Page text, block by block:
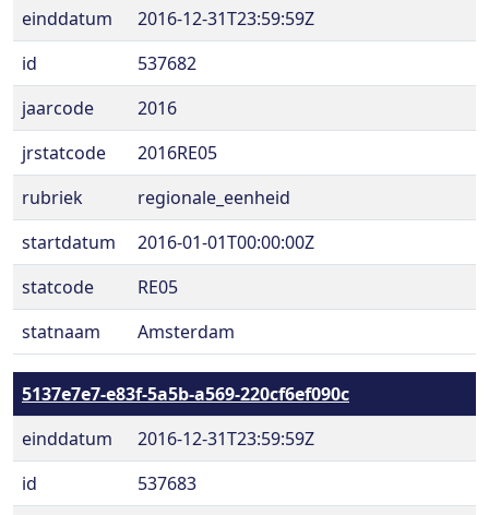
einddatum
2016-12-31T23:59:59Z
id
537682
jaarcode
2016
jrstatcode
2016RE05
rubriek
regionale_eenheid
startdatum
2016-01-01T00:00:00Z
statcode
RE05
statnaam
Amsterdam
5137e7e7-e83f-5a5b-a569-220cf6ef090c
einddatum
2016-12-31T23:59:59Z
id
537683